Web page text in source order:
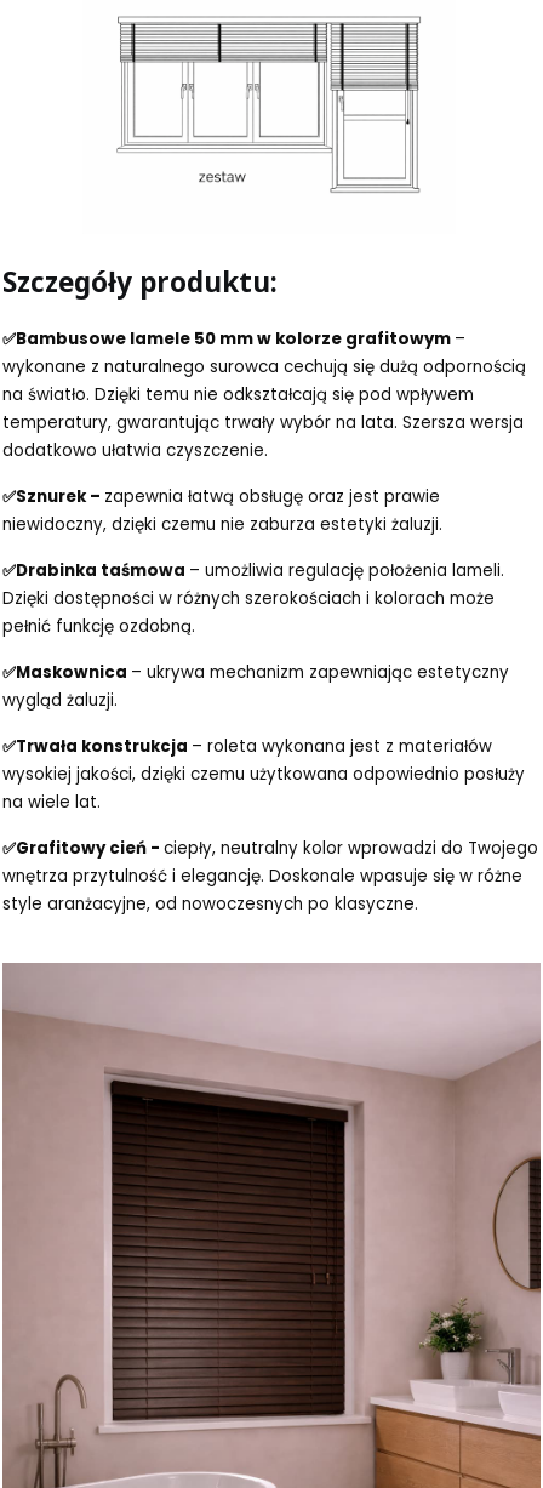
Szczegóły produktu:
✅Bambusowe lamele 50 mm w kolorze grafitowym –
wykonane z naturalnego surowca cechują się dużą odpornością
na światło. Dzięki temu nie odkształcają się pod wpływem
temperatury, gwarantując trwały wybór na lata. Szersza wersja
dodatkowo ułatwia czyszczenie.
✅Sznurek – zapewnia łatwą obsługę oraz jest prawie
niewidoczny, dzięki czemu nie zaburza estetyki żaluzji.
✅Drabinka taśmowa – umożliwia regulację położenia lameli.
Dzięki dostępności w różnych szerokościach i kolorach może
pełnić funkcję ozdobną.
✅Maskownica – ukrywa mechanizm zapewniając estetyczny
wygląd żaluzji.
✅Trwała konstrukcja – roleta wykonana jest z materiałów
wysokiej jakości, dzięki czemu użytkowana odpowiednio posłuży
na wiele lat.
✅Grafitowy cień - ciepły, neutralny kolor wprowadzi do Twojego
wnętrza przytulność i elegancję. Doskonale wpasuje się w różne
style aranżacyjne, od nowoczesnych po klasyczne.